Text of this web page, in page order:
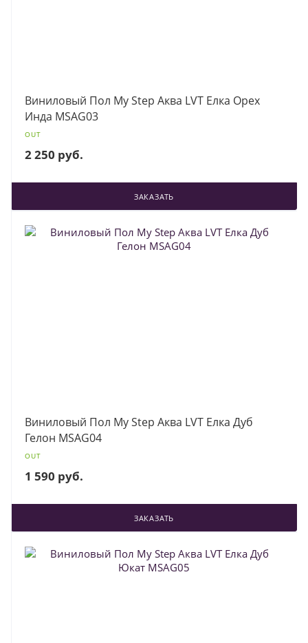
Виниловый Пол My Step Аква LVT Елка Орех
Инда MSAG03
OUT
2 250 руб.
ЗАКАЗАТЬ
Виниловый Пол My Step Аква LVT Елка Дуб
Гелон MSAG04
OUT
1 590 руб.
ЗАКАЗАТЬ